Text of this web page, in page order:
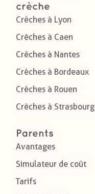
crèche
Crèches à Lyon
Crèches à Caen
Crèches à Nantes
Crèches à Bordeaux
Crèches à Rouen
Crèches à Strasbourg
Parents
Avantages
Simulateur de coût
Tarifs